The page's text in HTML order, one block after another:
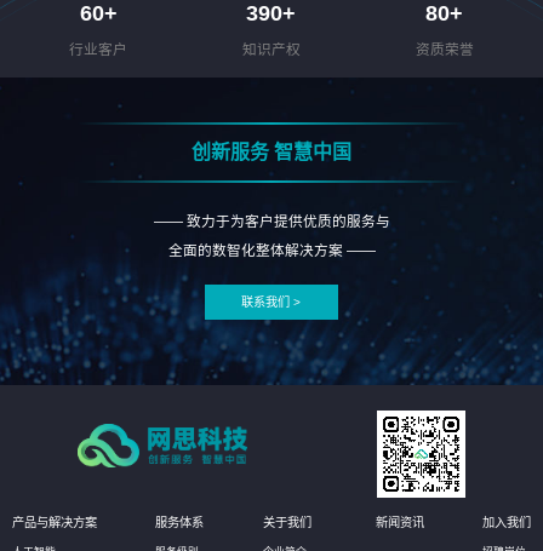
60+
行业客户
390+
知识产权
80+
资质荣誉
创新服务 智慧中国
—— 致力于为客户提供优质的服务与
全面的数智化整体解决方案 ——
联系我们 >
产品与解决方案 服务体系 关于我们 新闻资讯 加入我们